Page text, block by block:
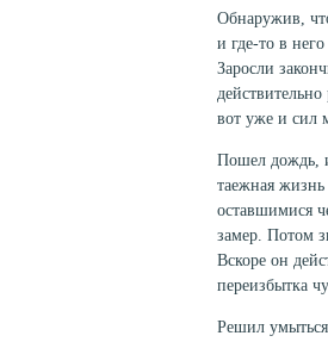
Обнаружив,
и где-то в
Заросли
вот уже и сил
Пошел дождь,
таежная жизнь
оставшимися
замер. Потом
Вскоре он
переизбытка
Решил